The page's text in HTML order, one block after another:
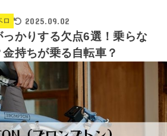
ロ 2025.09.02
かりする欠点6選！乗らな
持ちが乗る自転車？